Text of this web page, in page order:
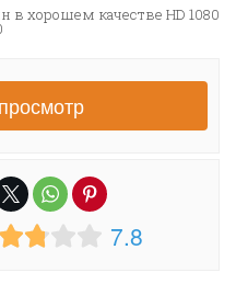
хорошем качестве HD 1080
7.8